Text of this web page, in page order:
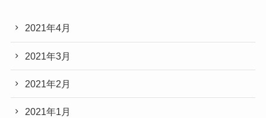
2021年4月
2021年3月
2021年2月
2021年1月